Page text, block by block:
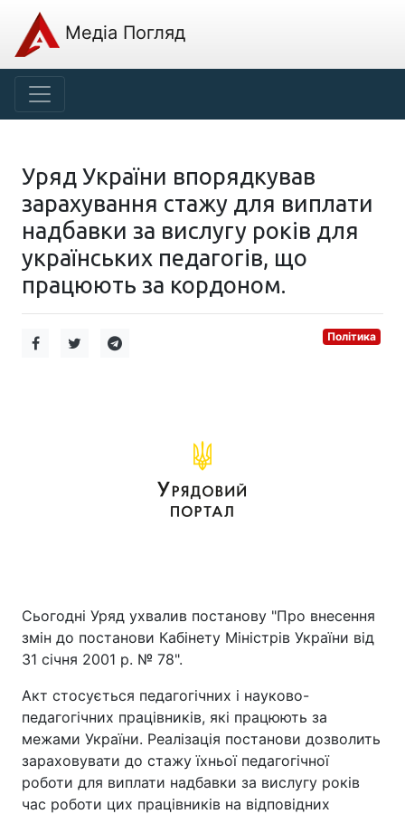
Медіа Погляд
Уряд України впорядкував
зарахування стажу для виплати
надбавки за вислугу років для
українських педагогів, що
працюють за кордоном.
Політика
Сьогодні Уряд ухвалив постанову "Про внесення
змін до постанови Кабінету Міністрів України від
31 січня 2001 р. № 78".
Акт стосується педагогічних і науково-
педагогічних працівників, які працюють за
межами України. Реалізація постанови дозволить
зараховувати до стажу їхньої педагогічної
роботи для виплати надбавки за вислугу років
час роботи цих працівників на відповідних